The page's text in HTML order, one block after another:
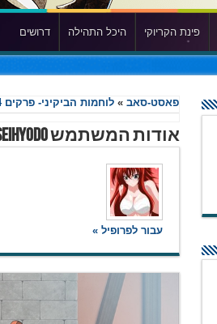
פינת הקריוקי היכל התהילה דרושים
פאסט-סאב »לוחמות הביקיני- פרקים 3-4
אודות המשתמש IsseiHyodo
עבור לפרופיל »